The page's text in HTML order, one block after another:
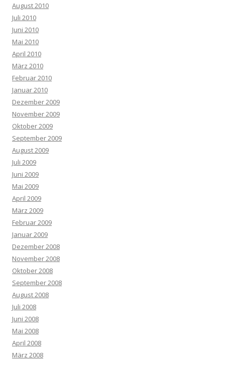
August 2010
Juli 2010
Juni 2010
Mai 2010
April 2010
März 2010
Februar 2010
Januar 2010
Dezember 2009
November 2009
Oktober 2009
September 2009
August 2009
Juli 2009
Juni 2009
Mai 2009
April 2009
März 2009
Februar 2009
Januar 2009
Dezember 2008
November 2008
Oktober 2008
September 2008
August 2008
Juli 2008
Juni 2008
Mai 2008
April 2008
März 2008